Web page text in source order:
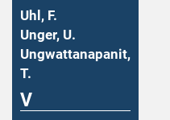
Uhl, F.
Unger, U.
Ungwattanapanit,
T.
V